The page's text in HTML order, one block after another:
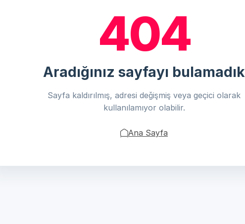
404
Aradığınız sayfayı bulamadık
Sayfa kaldırılmış, adresi değişmiş veya geçici olarak
kullanılamıyor olabilir.
Ana Sayfa